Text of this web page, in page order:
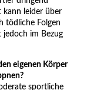
kann leider über
tödliche Folgen
im Bezug
eigenen Körper
sportliche